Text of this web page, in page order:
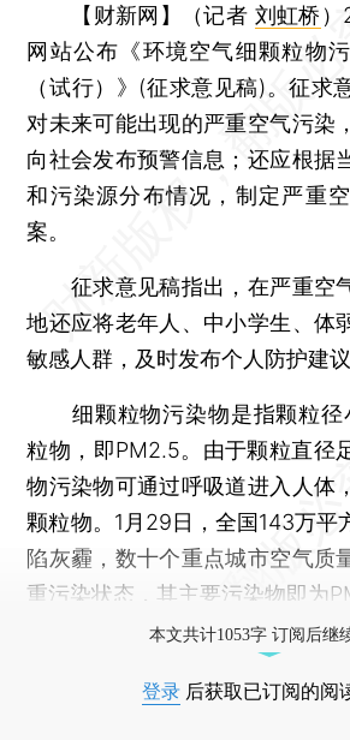
【财新网】（记者 刘虹桥 ）
网站公布《环境空气细颗粒物
（试行）》(征求意见稿)。征求
对未来可能出现的严重空气污染
向社会发布预警信息；还应根据
和污染源分布情况，制定严重
案。
征求意见稿指出，在严重空
地还应将老年人、中小学生、体
敏感人群，及时发布个人防护建议
细颗粒物污染物是指颗粒径
粒物，即PM2.5。由于颗粒直径
物污染物可通过呼吸道进入人体
颗粒物。1月29日，全国143万平
陷灰霾，数十个重点城市空气质
重污染状态，其主要污染物即为
本文共计1053字 订阅后继
登录 后获取已订阅的阅